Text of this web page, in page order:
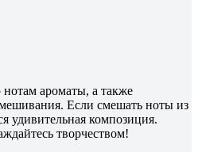
ароматы, а также
Если смешать ноты из
удивительная композиция.
творчеством!